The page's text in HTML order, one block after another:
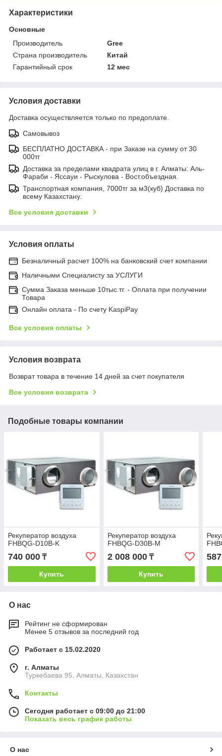
Характеристики
Основные
Производитель
Gree
Страна производитель
Китай
Гарантийный срок
12 мес
Условия доставки
Доставка осуществляется только по предоплате.
Самовывоз
БЕСПЛАТНО ДОСТАВКА - при Заказе на сумму от 30
000тг
Доставка за пределами квадрата улиц в г. Алматы: Аль-
Фараби - Яссауи - Рыскулова - Вост.объездная.
Транспортная компания, 7000тг за м3(куб) Доставка по
всему Казахстану.
Все условия доставки
Условия оплаты
Безналичный расчет 100% на банковский счет компании
Наличными Специалисту за УСЛУГИ
Сумма Заказа меньше 10тыс.тг. - Оплата при получении
Товара
Онлайн оплата - По счету KaspiPay
Все условия оплаты
Условия возврата
Возврат товара в течение 14 дней за счет покупателя
Все условия возврата
Подобные товары компании
Рекуператор воздуха
FHBQG-D10B-K
740 000 ₸
Купить
Рекуператор воздуха
FHBQG-D30B-M
2 008 000₸
Купить
О нас
Рейтинг не сформирован
Менее 5 отзывов за последний год
Работает с 15.02.2020
г. Алматы
Туркебаева 95, Алматы, Казахстан
Контакты
Сегодня работает с 09:00 до 21:00
Показать весь график работы
О нас